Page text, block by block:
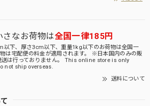
なお荷物は全国一律185円
以下、厚さ3cm以下、重量1kg以下のお荷物は全国一
は宅配便の料金が適用されます。 ※日本国内のみの販
送は行っておりません。 This online store is only
not ship overseas.
送料について